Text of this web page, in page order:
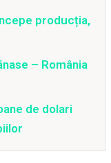
producția,
– România
de dolari